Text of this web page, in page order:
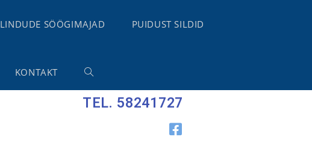
LINDUDE SÖÖGIMAJAD PUIDUST SILDID
KONTAKT
TEL. 58241727